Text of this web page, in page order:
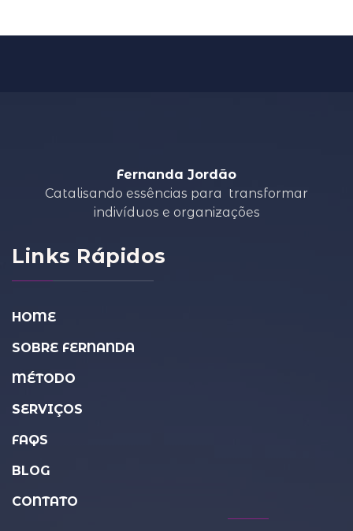
Fernanda Jordão
Catalisando essências para transformar
indivíduos e organizações
Links Rápidos
HOME
SOBRE FERNANDA
MÉTODO
SERVIÇOS
FAQS
BLOG
CONTATO